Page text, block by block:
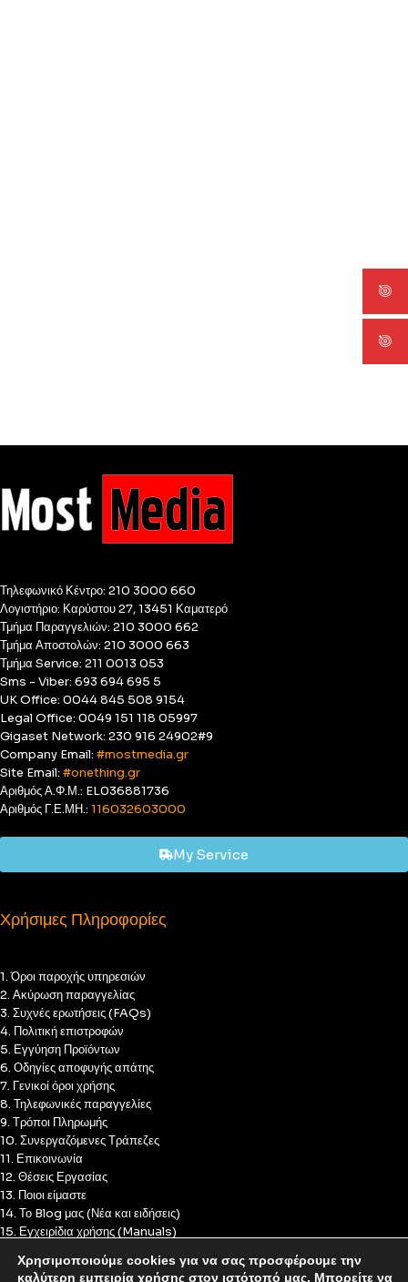
Τηλεφωνικό Κέντρο: 210 3000 660
Λογιστήριο: Καρύστου 27, 13451 Καματερό
Τμήμα Παραγγελιών: 210 3000 662
Τμήμα Αποστολών: 210 3000 663
Τμήμα Service: 211 0013 053
Sms - Viber: 693 694 695 5
UK Office: 0044 845 508 9154
Legal Office: 0049 151 118 05997
Gigaset Network: 230 916 24902#9
Company Email: #mostmedia.gr
Site Email: #onething.gr
Αριθμός Α.Φ.Μ.: EL036881736
Αριθμός Γ.Ε.ΜΗ.: 116032603000
My Service
Χρήσιμες Πληροφορίες
1. Όροι παροχής υπηρεσιών
2. Ακύρωση παραγγελίας
3. Συχνές ερωτήσεις (FAQs)
4. Πολιτική επιστροφών
5. Εγγύηση Προϊόντων
6. Οδηγίες αποφυγής απάτης
7. Γενικοί όροι χρήσης
8. Τηλεφωνικές παραγγελίες
9. Τρόποι Πληρωμής
10. Συνεργαζόμενες Τράπεζες
11. Επικοινωνία
12. Θέσεις Εργασίας
13. Ποιοι είμαστε
14. Το Blog μας (Νέα και ειδήσεις)
15. Εγχειρίδια χρήσης (Manuals)
17. Πολιτική Cookies
Χρησιμοποιούμε cookies για να σας προσφέρουμε την
καλύτερη εμπειρία χρήσης στον ιστότοπό μας. Μπορείτε να